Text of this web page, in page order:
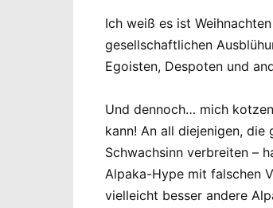
Ich weiß es ist
gesellschaftlichen
Egoisten, Despoten und
Und dennoch… mich
kann! An all diejenigen,
Schwachsinn verbreiten –
Alpaka-Hype mit falschen
vielleicht besser andere